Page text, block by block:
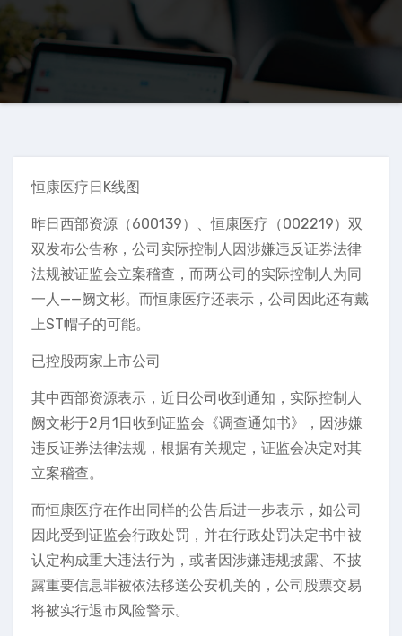
恒康医疗日K线图
昨日西部资源（600139）、恒康医疗（002219）双
双发布公告称，公司实际控制人因涉嫌违反证券法律
法规被证监会立案稽查，而两公司的实际控制人为同
一人——阙文彬。而恒康医疗还表示，公司因此还有戴
上ST帽子的可能。
已控股两家上市公司
其中西部资源表示，近日公司收到通知，实际控制人
阙文彬于2月1日收到证监会《调查通知书》，因涉嫌
违反证券法律法规，根据有关规定，证监会决定对其
立案稽查。
而恒康医疗在作出同样的公告后进一步表示，如公司
因此受到证监会行政处罚，并在行政处罚决定书中被
认定构成重大违法行为，或者因涉嫌违规披露、不披
露重要信息罪被依法移送公安机关的，公司股票交易
将被实行退市风险警示。